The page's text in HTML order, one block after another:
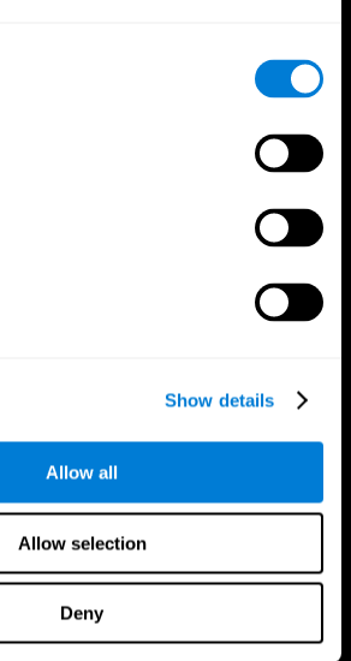
Show details
Allow all
Allow selection
Deny
Nous suivre